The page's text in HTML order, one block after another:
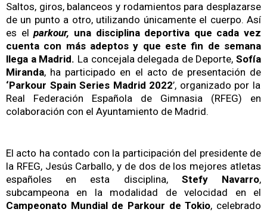
Saltos, giros, balanceos y rodamientos para desplazarse
de un punto a otro, utilizando únicamente el cuerpo. Así
es el parkour, una disciplina deportiva que cada vez
cuenta con más adeptos y que este fin de semana
llega a Madrid. La concejala delegada de Deporte, Sofía
Miranda, ha participado en el acto de presentación de
‘Parkour Spain Series Madrid 2022’, organizado por la
Real Federación Española de Gimnasia (RFEG) en
colaboración con el Ayuntamiento de Madrid.
El acto ha contado con la participación del presidente de
la RFEG, Jesús Carballo, y de dos de los mejores atletas
españoles en esta disciplina, Stefy Navarro,
subcampeona en la modalidad de velocidad en el
Campeonato Mundial de Parkour de Tokio, celebrado